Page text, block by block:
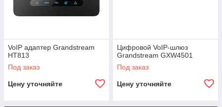
VoIP адаптер Grandstream
HT813
Под заказ
Цену уточняйте
Цифровой VoIP-шлюз
Grandstream GXW4501
Под заказ
Цену уточняйте